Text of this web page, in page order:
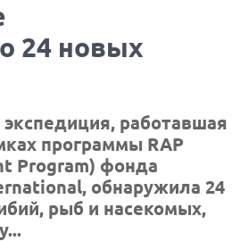
24 новых
работавшая
программы RAP
Program) фонда
обнаружила 24
рыб и насекомых,